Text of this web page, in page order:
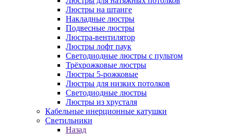
Люстры на штанге
Накладные люстры
Подвесные люстры
Люстра-вентилятор
Люстры лофт паук
Светодиодные люстры с пультом
Трёхрожковые люстры
Люстры 5-рожковые
Люстры для низких потолков
Cветодиодные люстры
Люстры из хрусталя
Кабельные инерционные катушки
Светильники
Назад